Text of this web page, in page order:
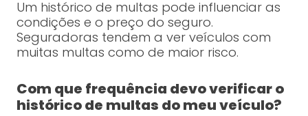
Um histórico de multas pode influenciar as
condições e o preço do seguro.
Seguradoras tendem a ver veículos com
muitas multas como de maior risco.
Com que frequência devo verificar o
histórico de multas do meu veículo?